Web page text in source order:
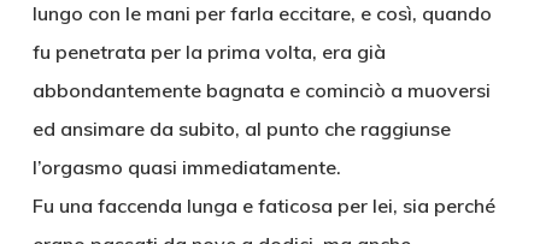
lungo con le mani per farla eccitare, e così, quando
fu penetrata per la prima volta, era già
abbondantemente bagnata e cominciò a muoversi
ed ansimare da subito, al punto che raggiunse
l’orgasmo quasi immediatamente.
Fu una faccenda lunga e faticosa per lei, sia perché